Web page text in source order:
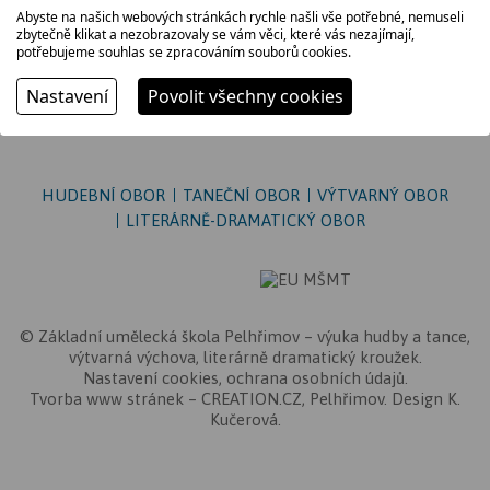
kostel Kalvárie
HUDEBNÍ OBOR TANEČNÍ OBOR
VÝTVARNÝ OBOR
LITERÁRNĚ-DRAMATICKÝ OBOR
© Základní umělecká škola Pelhřimov – výuka hudby a tance,
výtvarná výchova, literárně dramatický kroužek.
Nastavení cookies, ochrana osobních údajů
Tvorba www stránek – CREATION.CZ, Pelhřimov. Design K.
Kučerová.
Abyste na našich webových stránkách rychle našli vše potřebné, nemuseli
zbytečně klikat a nezobrazovaly se vám věci, které vás nezajímají,
potřebujeme souhlas se zpracováním souborů cookies.
Nastavení Povolit všechny cookies